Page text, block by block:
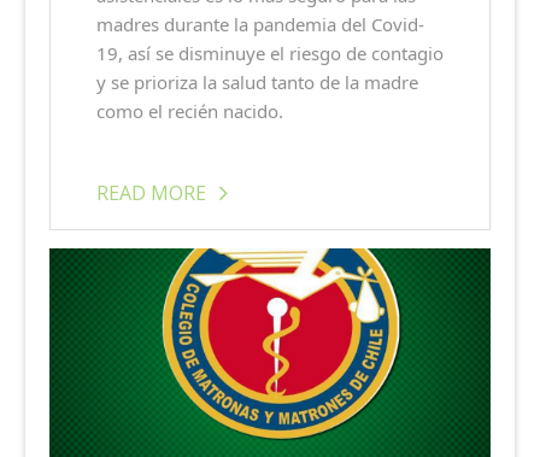
madres durante la pandemia del Covid-
19, así se disminuye el riesgo de contagio
y se prioriza la salud tanto de la madre
como el recién nacido.
READ MORE